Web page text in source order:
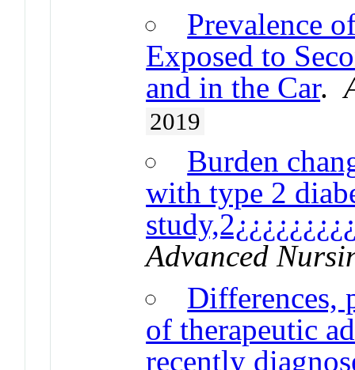
Prevalence
Exposed to
and in the Car.
2019
Burden
with type 2
Advanced
Differences,
of therapeutic
recently